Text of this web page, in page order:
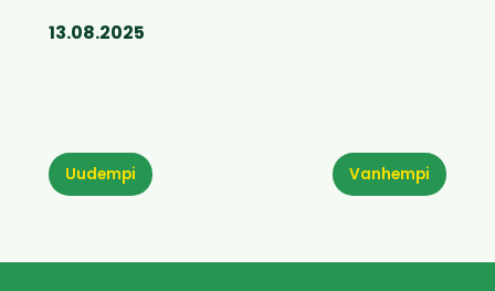
13.08.2025
Vanhempi
Uudempi